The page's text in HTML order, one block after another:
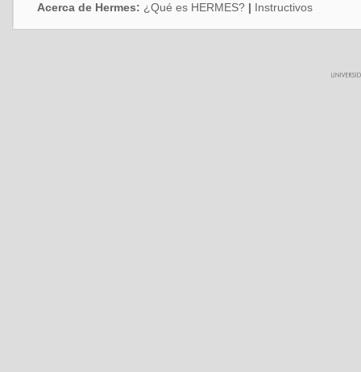
Acerca de Hermes: ¿Qué es HERMES? | Instructivos